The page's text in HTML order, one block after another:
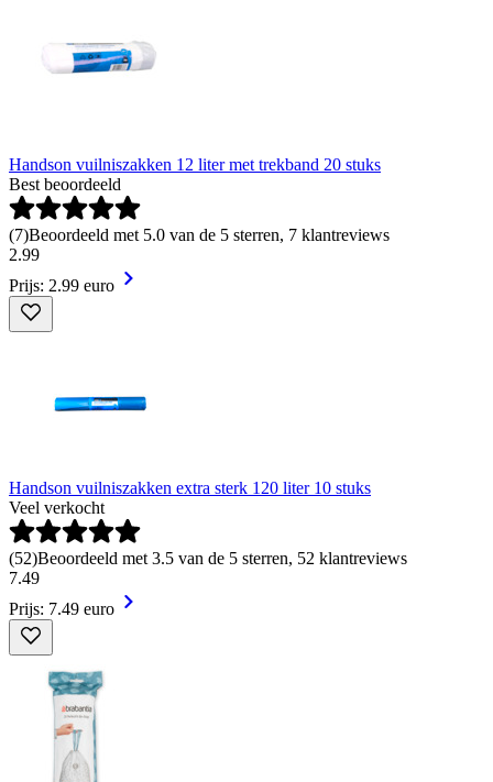
Handson vuilniszakken 12 liter met trekband 20 stuks
Best beoordeeld
(7)Beoordeeld met 5.0 van de 5 sterren, 7 klantreviews
2.99
Prijs: 2.99 euro
Handson vuilniszakken extra sterk 120 liter 10 stuks
Veel verkocht
(52)Beoordeeld met 3.5 van de 5 sterren, 52 klantreviews
7.49
Prijs: 7.49 euro